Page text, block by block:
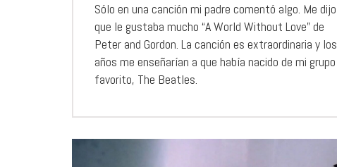
Sólo en una canción mi padre comentó algo. Me dijo
que le gustaba mucho “A World Without Love” de
Peter and Gordon. La canción es extraordinaria y los
años me enseñarían a que había nacido de mi grupo
favorito, The Beatles.